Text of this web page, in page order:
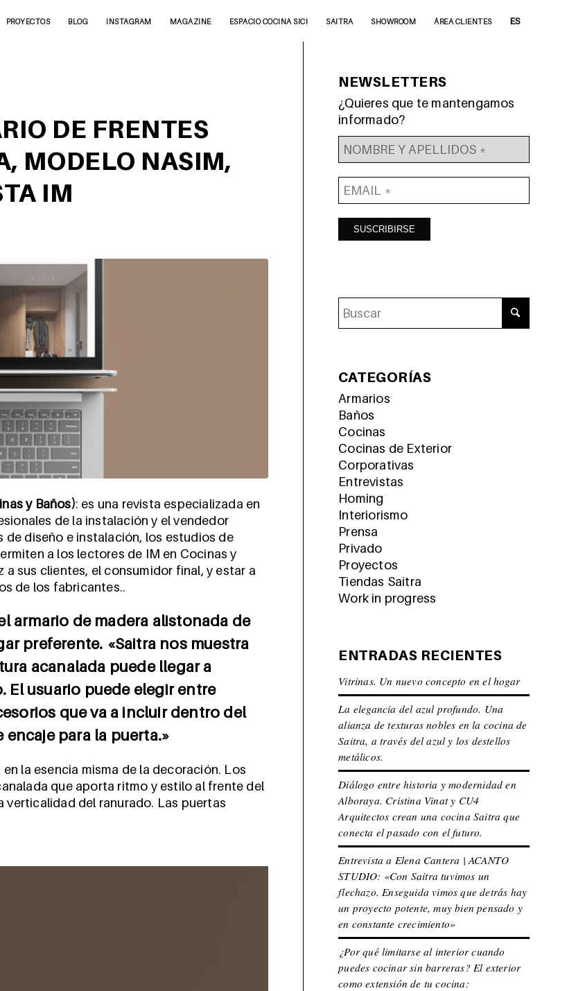
PROYECTOS BLOG INSTAGRAM MAGAZINE ESPACIO COCINA SICI SAITRA SHOWROOM ÁREA CLIENTES ES
DE FRENTES
MODELO NASIM,
IM
y Baños): es una revista especializada en
de la instalación y el vendedor
diseño e instalación, los estudios de
a los lectores de IM en Cocinas y
sus clientes, el consumidor final, y estar a
de los fabricantes..
armario de madera alistonada de
preferente. «Saitra nos muestra
acanalada puede llegar a
El usuario puede elegir entre
que va a incluir dentro del
para la puerta.»
la esencia misma de la decoración. Los
que aporta ritmo y estilo al frente del
verticalidad del ranurado. Las puertas
NEWSLETTERS
¿Quieres que te mantengamos
informado?
CATEGORÍAS
Armarios
Baños
Cocinas
Cocinas de Exterior
Corporativas
Entrevistas
Homing
Interiorismo
Prensa
Privado
Proyectos
Tiendas Saitra
Work in progress
ENTRADAS RECIENTES
Vitrinas. Un nuevo concepto en el hogar
La elegancia del azul profundo. Una
alianza de texturas nobles en la cocina de
Saitra, a través del azul y los destellos
metálicos.
Diálogo entre historia y modernidad en
Alboraya. Cristina Vinat y CU4
Arquitectos crean una cocina Saitra que
conecta el pasado con el futuro.
Entrevista a Elena Cantera | ACANTO
STUDIO: «Con Saitra tuvimos un
flechazo. Enseguida vimos que detrás hay
un proyecto potente, muy bien pensado y
en constante crecimiento»
¿Por qué limitarse al interior cuando
puedes cocinar sin barreras? El exterior
como extensión de tu cocina: